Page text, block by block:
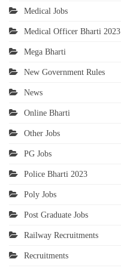
Medical Jobs
Medical Officer Bharti 2023
Mega Bharti
New Government Rules
News
Online Bharti
Other Jobs
PG Jobs
Police Bharti 2023
Poly Jobs
Post Graduate Jobs
Railway Recruitments
Recruitments